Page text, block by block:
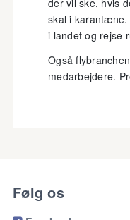
der vil ske, hvis
skal i karantæne.
i landet og rejse
Også
medarbejdere.
Følg os